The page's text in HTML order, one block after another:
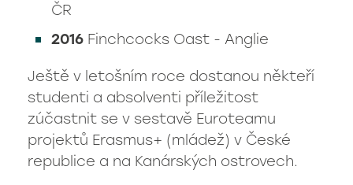
ČR
2016 Finchcocks Oast - Anglie
Ještě v letošním roce dostanou někteří
studenti a absolventi příležitost
zúčastnit se v sestavě Euroteamu
projektů Erasmus+ (mládež) v České
republice a na Kanárských ostrovech.